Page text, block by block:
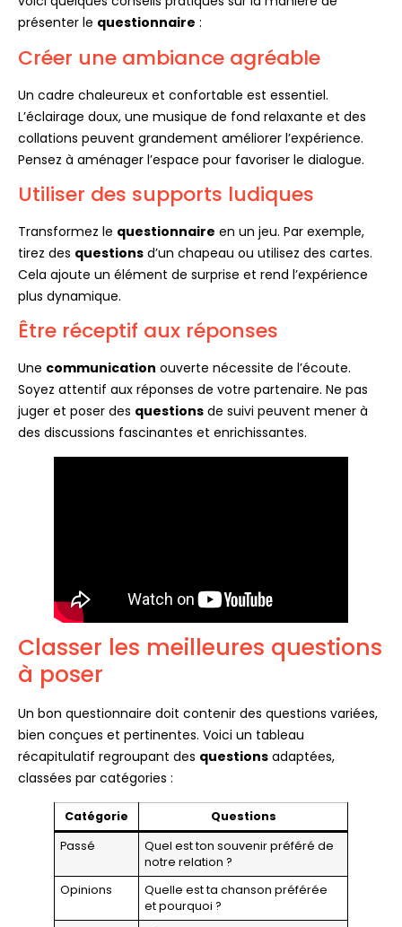
présenter le questionnaire :
Créer une ambiance agréable
Un cadre chaleureux et confortable est essentiel.
L’éclairage doux, une musique de fond relaxante et des
collations peuvent grandement améliorer l’expérience.
Pensez à aménager l’espace pour favoriser le dialogue.
Utiliser des supports ludiques
Transformez le questionnaire en un jeu. Par exemple,
tirez des questions d’un chapeau ou utilisez des cartes.
Cela ajoute un élément de surprise et rend l’expérience
plus dynamique.
Être réceptif aux réponses
Une communication ouverte nécessite de l’écoute.
Soyez attentif aux réponses de votre partenaire. Ne pas
juger et poser des questions de suivi peuvent mener à
des discussions fascinantes et enrichissantes.
Classer les meilleures questions
à poser
Un bon questionnaire doit contenir des questions variées,
bien conçues et pertinentes. Voici un tableau
récapitulatif regroupant des questions adaptées,
classées par catégories :
Catégorie
Questions
Passé
Quel est ton souvenir préféré de
notre relation ?
Opinions
Quelle est ta chanson préférée
et pourquoi ?